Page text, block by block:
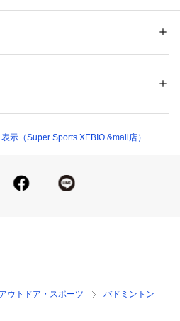
着剤の付着や縫製のズレ・歪みを
、使用上問題無いと判断したもの
右10cm以内の差までは弊社許
ー表記がメーカーカラー表記と異
ズ 靴 SHBSG1W-010 SHBSG1
サブアクシア GRPHT TH
示（Super Sports XEBIO &mall店）
アウトドア・スポーツ
バドミントン